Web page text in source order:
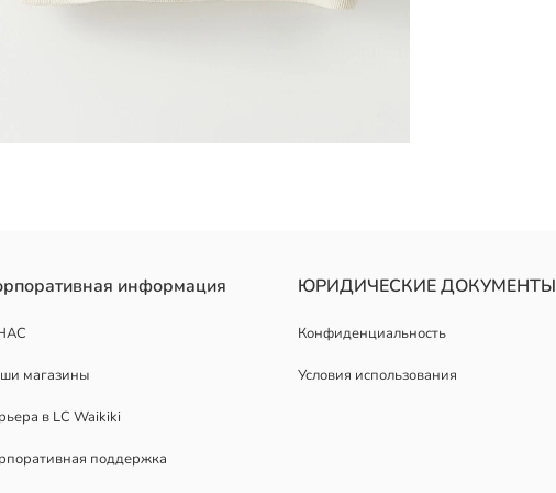
информация
магазины
в LC Waikiki
поддержка
ЮРИДИЧЕСКИЕ ДОКУМЕНТЫ
Конфиденциальность
Условия использования